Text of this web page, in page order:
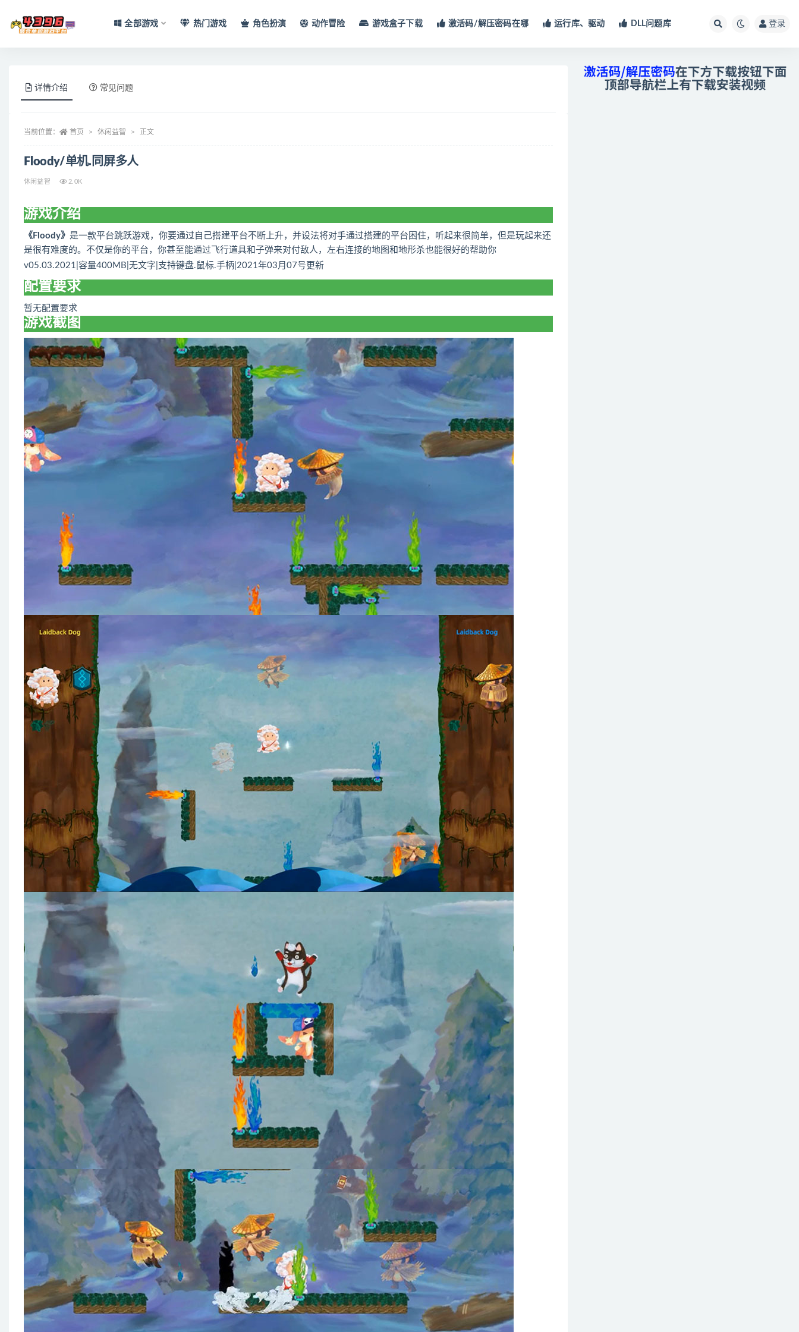
全部游戏 热门游戏 角色扮演 动作冒险 游戏盒子下载 激活码/解压密码在哪 运行库、驱动 DLL问题库 登录
详情介绍 常见问题
当前位置： 首页 休闲益智 正文
Floody/单机.同屏多人
休闲益智 2.0K
游戏介绍
《Floody》 是一款平台跳跃游戏，你要通过自己搭建平台不断上升，并设法将对手通过搭建的平台困住，听起来很简单，但是玩起来还
是很有难度的。不仅是你的平台，你甚至能通过飞行道具和子弹来对付敌人，左右连接的地图和地形杀也能很好的帮助你
v05.03.2021|容量400MB|无文字|支持键盘.鼠标.手柄|2021年03月07号更新
配置要求
暂无配置要求
游戏截图